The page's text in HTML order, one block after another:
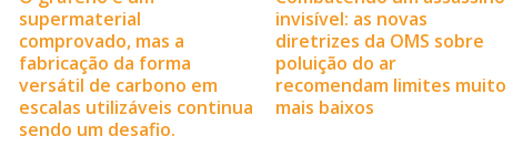
supermaterial
comprovado, mas a
fabricação da forma
versátil de carbono em
escalas utilizáveis continua
sendo um desafio.
invisível: as novas
diretrizes da OMS sobre
poluição do ar
recomendam limites muito
mais baixos